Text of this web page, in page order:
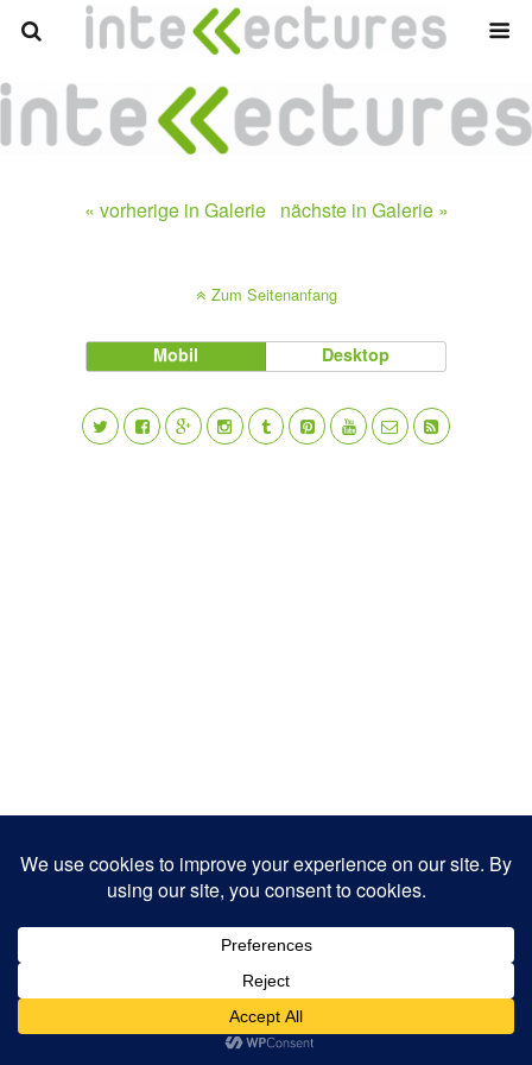
« vorherige in Galerie nächste in Galerie »
Zum Seitenanfang
Mobil Desktop